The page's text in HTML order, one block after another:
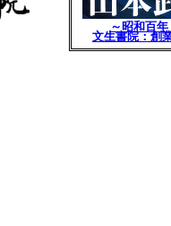
～昭和百
文生書院：創